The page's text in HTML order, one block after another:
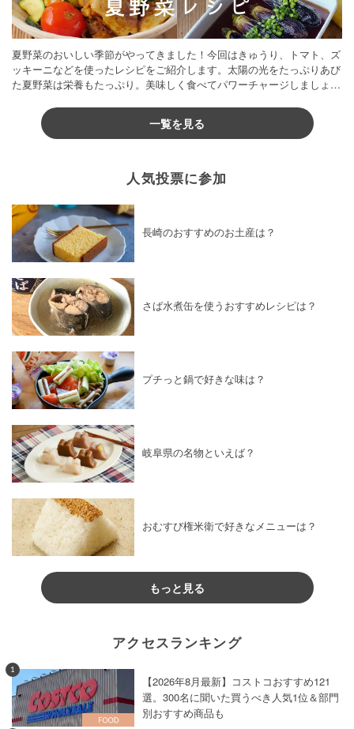
夏野菜のおいしい季節がやってきました！今回はきゅうり、トマト、ズ
ッキーニなどを使ったレシピをご紹介します。太陽の光をたっぷりあび
た夏野菜は栄養もたっぷり。美味しく食べてパワーチャージしましょう
一覧を見る
人気投票に参加
長崎のおすすめのお土産は？
さば水煮缶を使うおすすめレシピは？
プチっと鍋で好きな味は？
岐阜県の名物といえば？
おむすび権米衛で好きなメニューは？
もっと見る
アクセスランキング
1
【2026年8月最新】コストコおすすめ121
選。300名に聞いた買うべき人気1位＆部門
別おすすめ商品も